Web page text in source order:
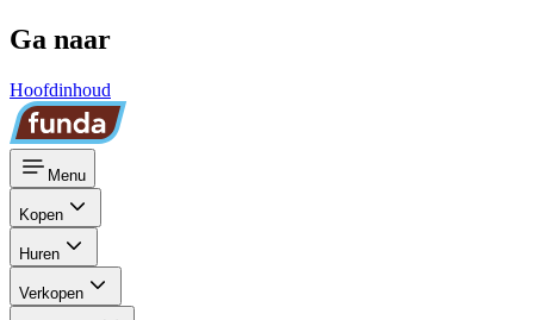
Ga naar
Hoofdinhoud
Menu
Kopen
Huren
Verkopen